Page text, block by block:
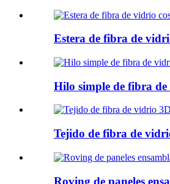
Estera de fibra de
Hilo simple de fibra
Tejido de fibra de
Roving de paneles